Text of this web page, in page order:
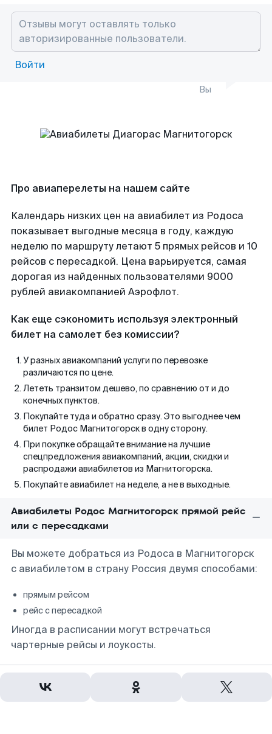
Войти
Вы
Про авиаперелеты на нашем сайте
Календарь низких цен на авиабилет из Родоса
показывает выгодные месяца в году, каждую
неделю по маршруту летают 5 прямых рейсов и 10
рейсов с пересадкой. Цена варьируется, самая
дорогая из найденных пользователями 9000
рублей авиакомпанией Аэрофлот.
Как еще сэкономить используя электронный
билет на самолет без комиссии?
У разных авиакомпаний услуги по перевозке
различаются по цене.
Лететь транзитом дешево, по сравнению от и до
конечных пунктов.
Покупайте туда и обратно сразу. Это выгоднее чем
билет Родос Магнитогорск в одну сторону.
При покупке обращайте внимание на лучшие
спецпредложения авиакомпаний, акции, скидки и
распродажи авиабилетов из Магнитогорска.
Покупайте авиабилет на неделе, а не в выходные.
Авиабилеты Родос Магнитогорск прямой рейс
или с пересадками
Вы можете добраться из Родоса в Магнитогорск
с авиабилетом в страну Россия двумя способами:
прямым рейсом
рейс с пересадкой
Иногда в расписании могут встречаться
чартерные рейсы и лоукосты.